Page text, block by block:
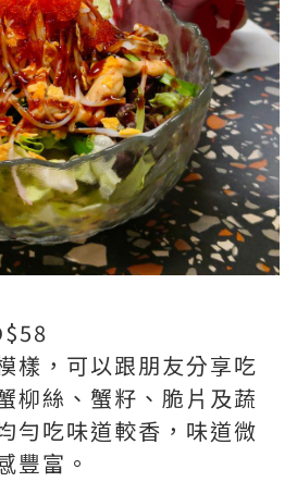
樣，可以跟朋友分享吃
柳絲、蟹籽、脆片及蔬
勻吃味道較香，味道微
豐富。